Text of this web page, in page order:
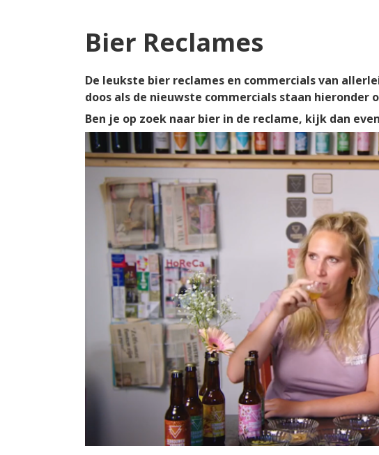
Bier Reclames
De leukste bier reclames en commercials van
doos als de nieuwste commercials staan hieronder
Ben je op zoek naar bier in de reclame, kijk dan